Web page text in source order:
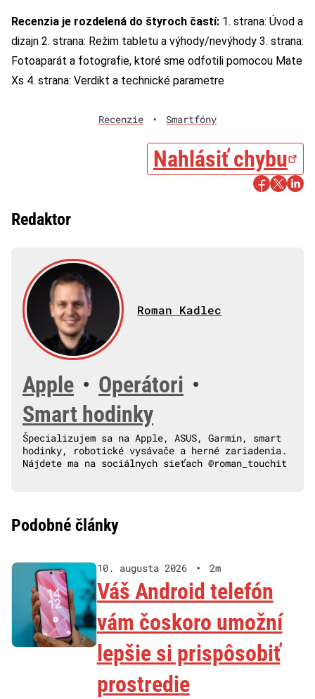
Recenzia je rozdelená do štyroch častí: 1. strana: Úvod a
dizajn 2. strana: Režim tabletu a výhody/nevýhody 3. strana:
Fotoaparát a fotografie, ktoré sme odfotili pomocou Mate
Xs 4. strana: Verdikt a technické parametre
Recenzie • Smartfóny
Nahlásiť chybu
Redaktor
Roman Kadlec
Apple • Operátori •
Smart hodinky
Špecializujem sa na Apple, ASUS, Garmin, smart
hodinky, robotické vysávače a herné zariadenia.
Nájdete ma na sociálnych sieťach @roman_touchit
Podobné články
10. augusta 2026 • 2m
Váš Android telefón
vám čoskoro umožní
lepšie si prispôsobiť
prostredie